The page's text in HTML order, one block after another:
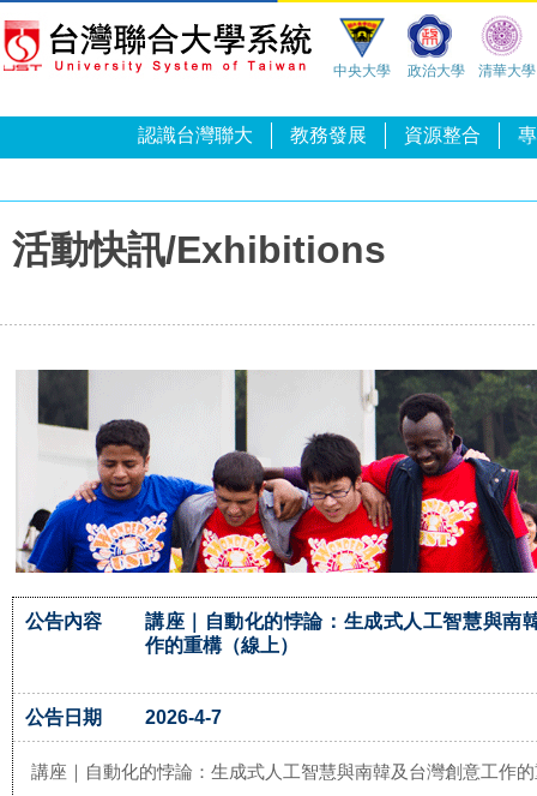
中央大學 政治大學 清華大學
認識台灣聯大 教務發展 資源整合
活動快訊/Exhibitions
公告內容
講座｜自動化的悖論：生成式人工智慧與南
作的重構（線上）
公告日期 2026-4-7
講座｜自動化的悖論：生成式人工智慧與南韓及台灣創意工作